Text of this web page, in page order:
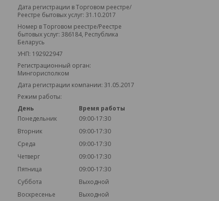
Дата регистрации в Торговом реестре/
Реестре бытовых услуг: 31.10.2017
Номер в Торговом реестре/Реестре
бытовых услуг: 386184, Республика
Беларусь
УНП: 192922947
Регистрационный орган:
Мингорисполком
Дата регистрации компании: 31.05.2017
Режим работы:
День
Время работы
Понедельник
09:00-17:30
Вторник
09:00-17:30
Среда
09:00-17:30
Четверг
09:00-17:30
Пятница
09:00-17:30
Суббота
Выходной
Воскресенье
Выходной